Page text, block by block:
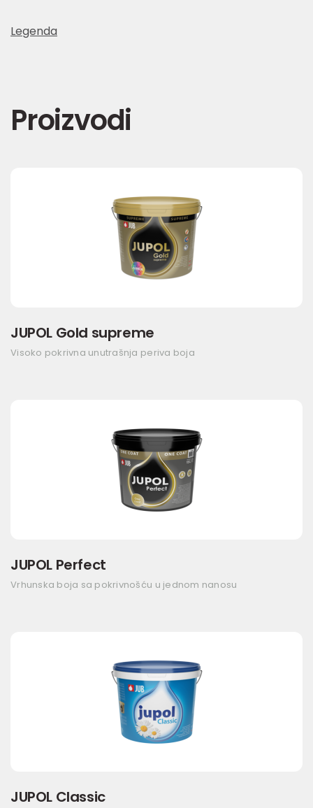
Legenda
Proizvodi
JUPOL Gold supreme
Visoko pokrivna unutrašnja periva boja
JUPOL Perfect
Vrhunska boja sa pokrivnošću u jednom nanosu
JUPOL Classic